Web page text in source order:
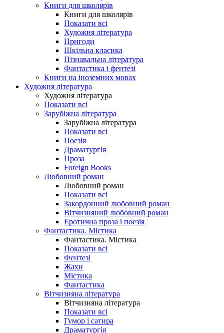
Книги для школярів
Книги для школярів
Показати всі
Художня література
Пригоди
Шкільна класика
Пізнавальна література
Фантастика і фентезі
Книги на іноземних мовах
Художня література
Художня література
Показати всі
Зарубіжна література
Зарубіжна література
Показати всі
Поезія
Драматургія
Проза
Foreign Books
Любовний роман
Любовний роман
Показати всі
Закордонний любовний роман
Вітчизняний любовний роман
Еротична проза і поезія
Фантастика. Містика
Фантастика. Містика
Показати всі
Фентезі
Жахи
Містика
Фантастика
Вітчизняна література
Вітчизняна література
Показати всі
Гумор і сатира
Драматургія